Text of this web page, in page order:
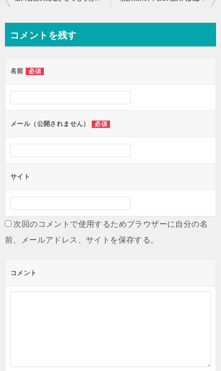
コメントを残す
名前 必須
メール（公開されません） 必須
サイト
次回のコメントで使用するためブラウザーに自分の名
前、メールアドレス、サイトを保存する。
コメント